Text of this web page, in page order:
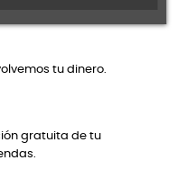
tu dinero.
gratuita de tu